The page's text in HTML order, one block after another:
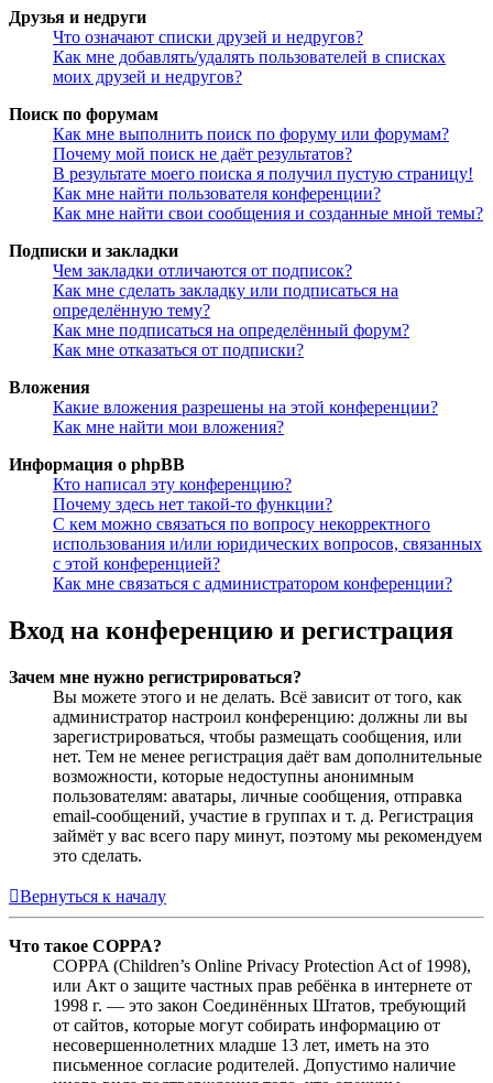
Друзья и недруги
Что означают списки друзей и недругов?
Как мне добавлять/удалять пользователей в списках
моих друзей и недругов?
Поиск по форумам
Как мне выполнить поиск по форуму или форумам?
Почему мой поиск не даёт результатов?
В результате моего поиска я получил пустую страницу!
Как мне найти пользователя конференции?
Как мне найти свои сообщения и созданные мной темы?
Подписки и закладки
Чем закладки отличаются от подписок?
Как мне сделать закладку или подписаться на
определённую тему?
Как мне подписаться на определённый форум?
Как мне отказаться от подписки?
Вложения
Какие вложения разрешены на этой конференции?
Как мне найти мои вложения?
Информация о phpBB
Кто написал эту конференцию?
Почему здесь нет такой-то функции?
С кем можно связаться по вопросу некорректного
использования и/или юридических вопросов, связанных
с этой конференцией?
Как мне связаться с администратором конференции?
Вход на конференцию и регистрация
Зачем мне нужно регистрироваться?
Вы можете этого и не делать. Всё зависит от того, как
администратор настроил конференцию: должны ли вы
зарегистрироваться, чтобы размещать сообщения, или
нет. Тем не менее регистрация даёт вам дополнительные
возможности, которые недоступны анонимным
пользователям: аватары, личные сообщения, отправка
email-сообщений, участие в группах и т. д. Регистрация
займёт у вас всего пару минут, поэтому мы рекомендуем
это сделать.
Вернуться к началу
Что такое COPPA?
COPPA (Children’s Online Privacy Protection Act of 1998),
или Акт о защите частных прав ребёнка в интернете от
1998 г. — это закон Соединённых Штатов, требующий
от сайтов, которые могут собирать информацию от
несовершеннолетних младше 13 лет, иметь на это
письменное согласие родителей. Допустимо наличие